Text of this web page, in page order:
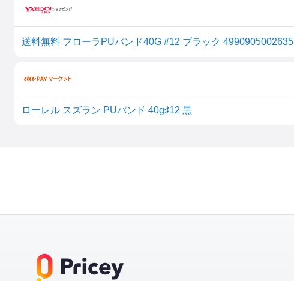
送料無料 フローラPUバンド40G #12 ブラック 4990905002635
ローレル スズラン PUバンド 40g♯12 黒